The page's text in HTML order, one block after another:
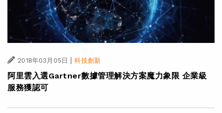
2018年03月05日 | 科技創新
阿里雲入選Gartner數據管理解決方案魔力象限 企業級
服務獲認可